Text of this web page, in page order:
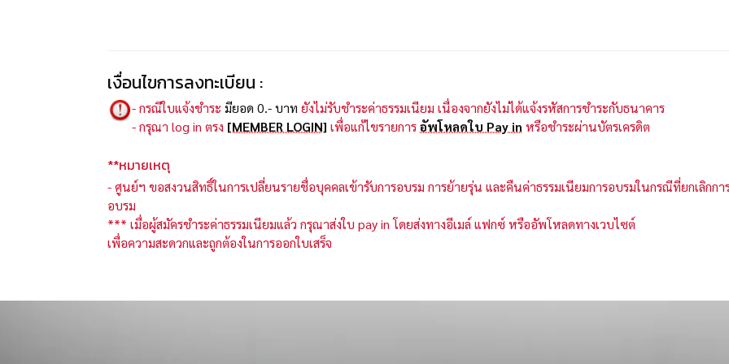
เงื่อนไขการลงทะเบียน :
- กรณีใบแจ้งชำระ มียอด 0.- บาท ยังไม่รับชำระค่าธรรมเนียม เนื่องจากยังไม่ได้แจ้งรหัสการชำระกับธนาคาร
- กรุณา log in ตรง [MEMBER LOGIN] เพื่อแก้ไขรายการอัพโหลดใบ Pay in หรือชำระผ่านบัตรเครดิต
**หมายเหตุ
- ศูนย์ฯ ขอสงวนสิทธิ์ในการเปลี่ยนรายชื่อบุคคลเข้ารับการอบรม การย้ายรุ่น และคืนค่าธรรมเนียมการอบรมในกรณีที่ยกเลิกกา
อบรม
*** เมื่อผู้สมัครชำระค่าธรรมเนียมแล้ว กรุณาส่งใบ pay in โดยส่งทางอีเมล์ แฟกซ์ หรืออัพโหลดทางเวบไซต์
เพื่อความสะดวกและถูกต้องในการออกใบเสร็จ